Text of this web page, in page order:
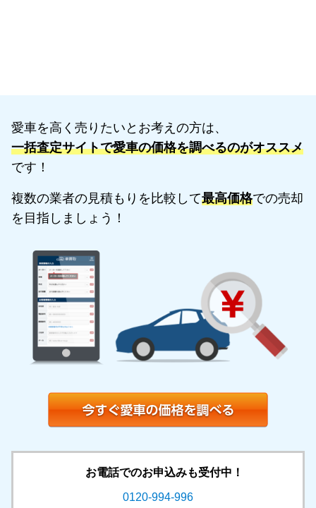
愛車を高く売りたいとお考えの方は、
一括査定サイトで愛車の価格を調べるのがオススメ
です！
複数の業者の見積もりを比較して最高価格での売却
を目指しましょう！
お電話でのお申込みも受付中！
0120-994-996